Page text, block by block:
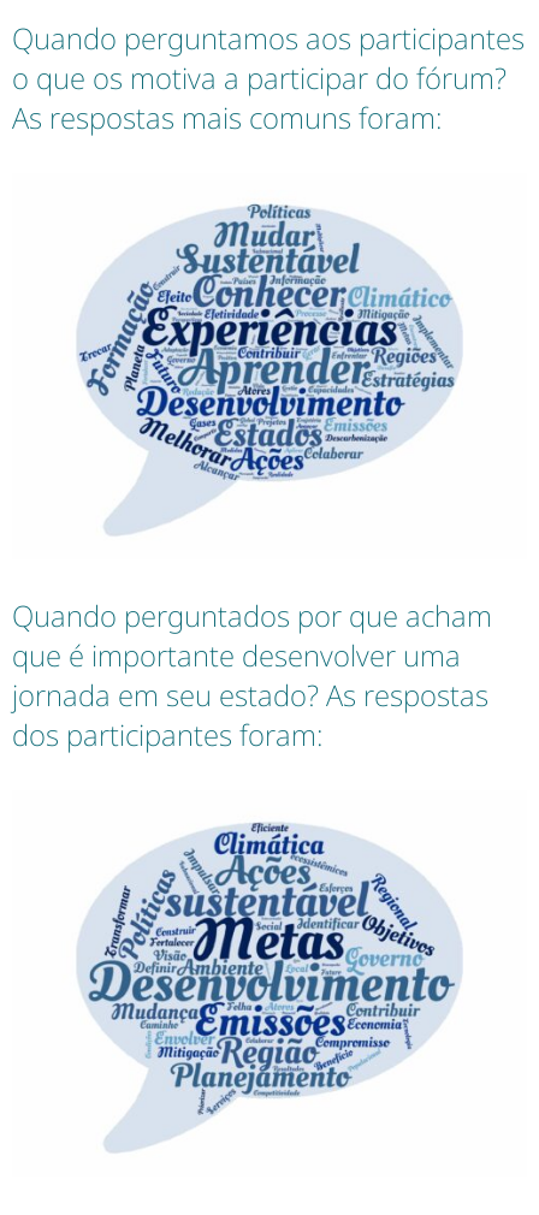
Quando perguntamos aos participantes
o que os motiva a participar do fórum?
As respostas mais comuns foram:
Quando perguntados por que acham
que é importante desenvolver uma
jornada em seu estado? As respostas
dos participantes foram: